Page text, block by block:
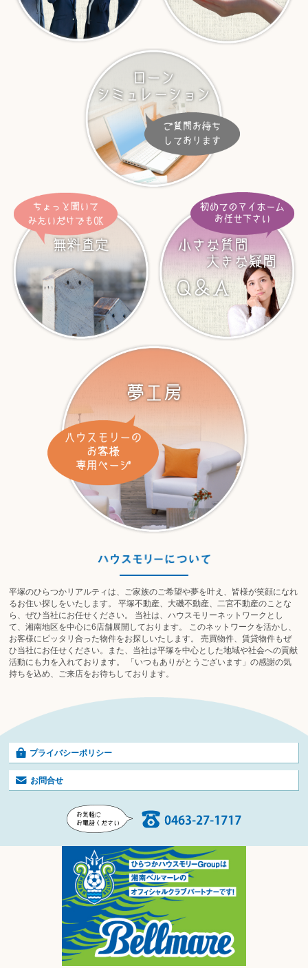
平塚のひらつかリアルティは、ご家族のご希望や夢を叶え、皆様が笑顔になれ
るお住い探しをいたします。 平塚不動産、大磯不動産、二宮不動産のことな
ら、ぜひ当社にお任せください。 当社は、ハウスモリーネットワークとし
て、湘南地区を中心に6店舗展開しております。 このネットワークを活かし、
お客様にピッタリ合った物件をお探しいたします。 売買物件、賃貸物件もぜ
ひ当社にお任せください。また、当社は平塚を中心とした地域や社会への貢献
活動にも力を入れております。 「いつもありがとうございます」の感謝の気
持ちを込め、ご来店をお待ちしております。
プライバシーポリシー
お問合せ